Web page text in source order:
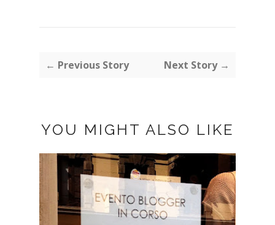
← Previous Story Next Story →
YOU MIGHT ALSO LIKE